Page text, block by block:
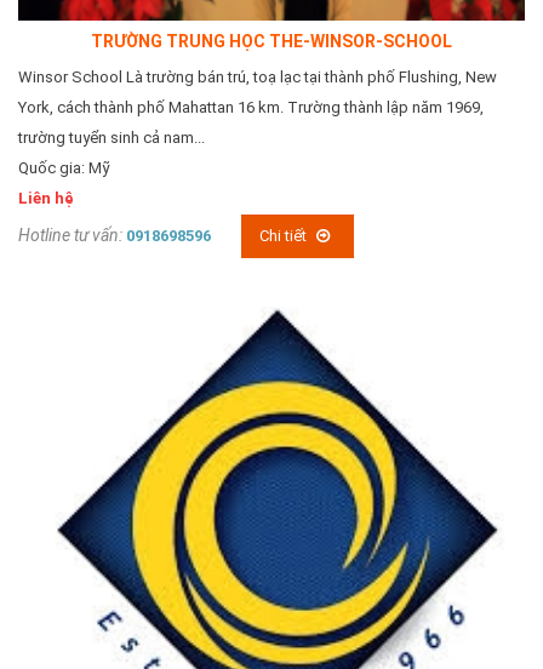
TRƯỜNG TRUNG HỌC THE-WINSOR-SCHOOL
Winsor School Là trường bán trú, toạ lạc tại thành phố Flushing, New
York, cách thành phố Mahattan 16 km. Trường thành lập năm 1969,
trường tuyển sinh cả nam...
Quốc gia: Mỹ
Liên hệ
Hotline tư vấn: 0918698596 Chi tiết